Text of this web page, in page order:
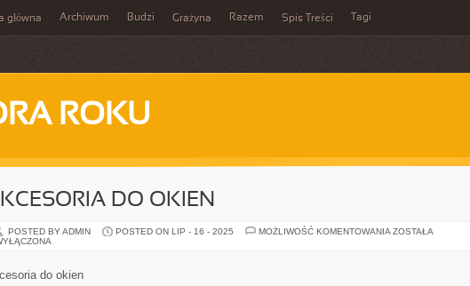
główna Archiwum Budzi Grażyna Razem Spis Treści Tagi
ROKU
DO OKIEN
POSTED BY ADMIN POSTED ON LIP - 16 - 2025 MOŻLIWOŚĆ KOMENTOWANIA AKCESORIA
ZOSTAŁA
do okien